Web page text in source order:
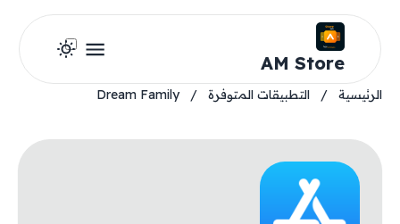
AM Store
الرئيسية / التطبيقات المتوفرة /
Dream Family